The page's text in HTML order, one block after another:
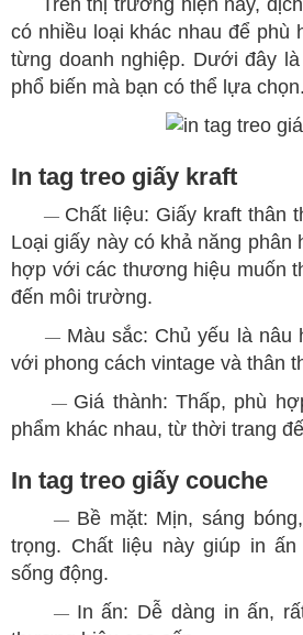
có nhiều loại khác nhau để phù
từng doanh nghiệp. Dưới đây
phổ biến mà bạn có thể lựa chọn.
In tag treo giấy kraft
— Chất liệu: Giấy kraft thân
Loại giấy này có khả năng phân
hợp với các thương hiệu muốn
đến môi trường.
— Màu sắc: Chủ yếu là nâu
với phong cách vintage và thân
— Giá thành: Thấp, phù
phẩm khác nhau, từ thời trang
In tag treo giấy couche
— Bề mặt: Mịn, sáng
trọng. Chất liệu này giúp in
sống động.
— In ấn: Dễ dàng in ấn,